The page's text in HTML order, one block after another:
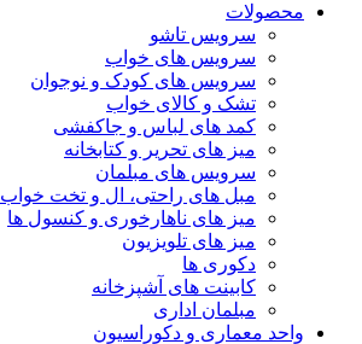
محصولات
سرویس تاشو
سرویس های خواب
سرویس های کودک و نوجوان
تشک و کالای خواب
کمد های لباس و جاکفشی
میز های تحریر و کتابخانه
سرویس های مبلمان
مبل های راحتی، ال و تخت
میز های ناهارخوری و کنسول ها
میز های تلویزیون
دکوری ها
کابینت های آشپزخانه
مبلمان اداری
واحد معماری و دکوراسیون